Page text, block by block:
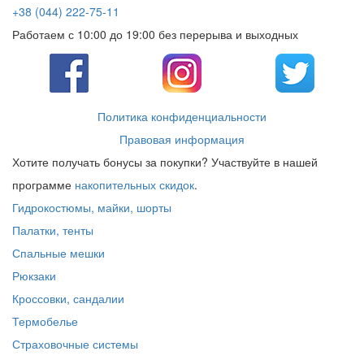
+38 (044) 222-75-11
Работаем с 10:00 до 19:00 без перерыва и выходных
Политика конфиденциальности
Правовая информация
Хотите получать бонусы за покупки? Участвуйте в нашей
программе накопительных скидок.
Гидрокостюмы, майки, шорты
Палатки, тенты
Спальные мешки
Рюкзаки
Кроссовки, сандалии
Термобелье
Страховочные системы